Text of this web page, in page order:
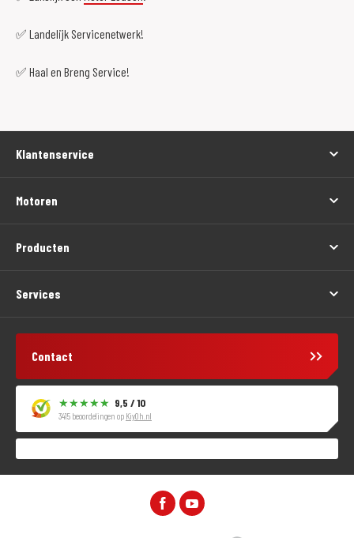
✅ Landelijk Servicenetwerk!
✅ Haal en Breng Service!
Klantenservice
Motoren
Producten
Services
Contact
9,5 / 10
3415 beoordelingen op KiyOh.nl